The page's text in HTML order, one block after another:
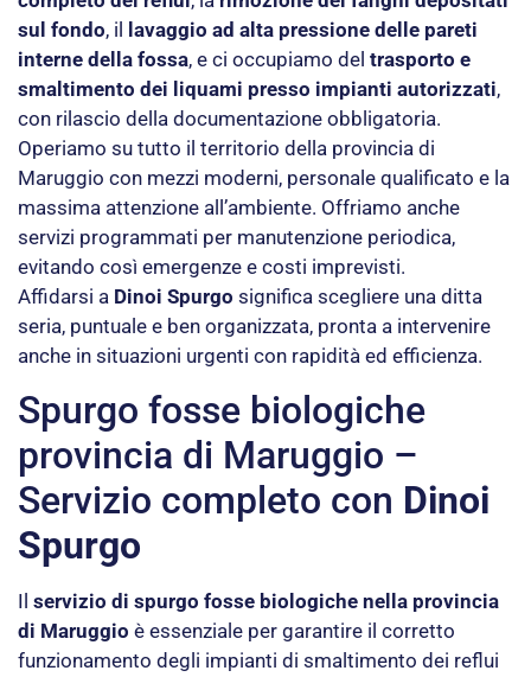
sul fondo, il lavaggio ad alta pressione delle pareti
interne della fossa, e ci occupiamo del trasporto e
smaltimento dei liquami presso impianti autorizzati,
con rilascio della documentazione obbligatoria.
Operiamo su tutto il territorio della provincia di
Maruggio con mezzi moderni, personale qualificato e la
massima attenzione all’ambiente. Offriamo anche
servizi programmati per manutenzione periodica,
evitando così emergenze e costi imprevisti.
Affidarsi a Dinoi Spurgo significa scegliere una ditta
seria, puntuale e ben organizzata, pronta a intervenire
anche in situazioni urgenti con rapidità ed efficienza.
Spurgo fosse biologiche
provincia di Maruggio –
Servizio completo con Dinoi
Spurgo
Il servizio di spurgo fosse biologiche nella provincia
di Maruggio è essenziale per garantire il corretto
funzionamento degli impianti di smaltimento dei reflui